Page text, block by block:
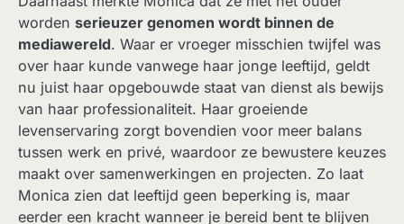
worden serieuzer genomen wordt binnen de
mediawereld. Waar er vroeger misschien twijfel was
over haar kunde vanwege haar jonge leeftijd, geldt
nu juist haar opgebouwde staat van dienst als bewijs
van haar professionaliteit. Haar groeiende
levenservaring zorgt bovendien voor meer balans
tussen werk en privé, waardoor ze bewustere keuzes
maakt over samenwerkingen en projecten. Zo laat
Monica zien dat leeftijd geen beperking is, maar
eerder een kracht wanneer je bereid bent te blijven